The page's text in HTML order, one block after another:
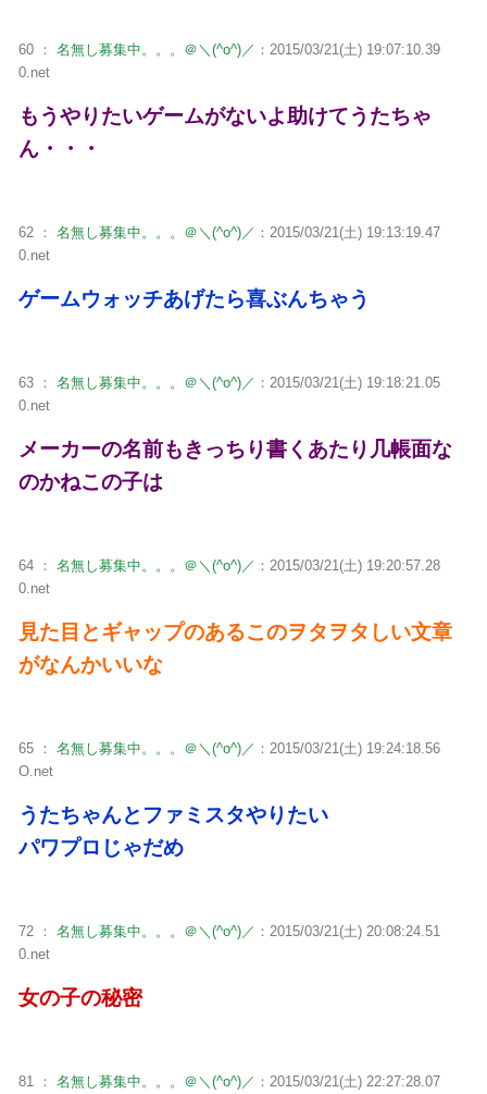
60 ： 名無し募集中。。。＠＼(^o^)／ ：2015/03/21(土) 19:07:10.39
0.net
もうやりたいゲームがないよ助けてうたちゃ
ん・・・
62 ： 名無し募集中。。。＠＼(^o^)／ ：2015/03/21(土) 19:13:19.47
0.net
ゲームウォッチあげたら喜ぶんちゃう
63 ： 名無し募集中。。。＠＼(^o^)／ ：2015/03/21(土) 19:18:21.05
0.net
メーカーの名前もきっちり書くあたり几帳面な
のかねこの子は
64 ： 名無し募集中。。。＠＼(^o^)／ ：2015/03/21(土) 19:20:57.28
0.net
見た目とギャップのあるこのヲタヲタしい文章
がなんかいいな
65 ： 名無し募集中。。。＠＼(^o^)／ ：2015/03/21(土) 19:24:18.56
O.net
うたちゃんとファミスタやりたい
パワプロじゃだめ
72 ： 名無し募集中。。。＠＼(^o^)／ ：2015/03/21(土) 20:08:24.51
0.net
女の子の秘密
81 ： 名無し募集中。。。＠＼(^o^)／ ：2015/03/21(土) 22:27:28.07